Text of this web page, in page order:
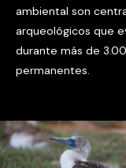
ambiental son
arqueológicos que
durante más de
permanentes.